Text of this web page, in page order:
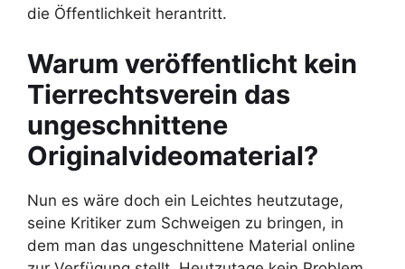
die Öffentlichkeit herantritt.
Warum veröffentlicht kein
Tierrechtsverein das
ungeschnittene
Originalvideomaterial?
Nun es wäre doch ein Leichtes heutzutage,
seine Kritiker zum Schweigen zu bringen, in
dem man das ungeschnittene Material online